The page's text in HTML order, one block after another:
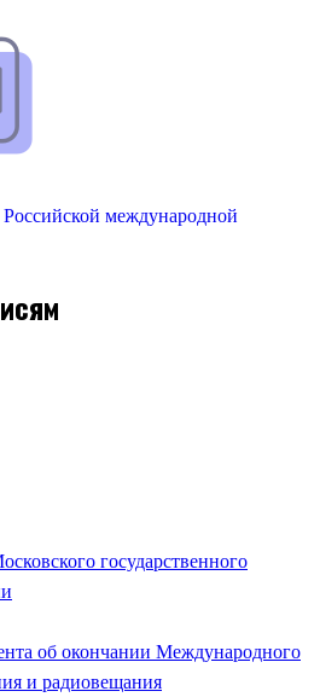
международной
государственного
об окончании Международного
и радиовещания